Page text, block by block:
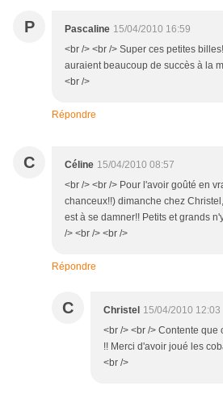
P Pascaline 15/04/2010 16:59
<br /> <br /> Super ces petites
auraient beaucoup de succès à la
<br />
Répondre
C Céline 15/04/2010 08:57
<br /> <br /> Pour l'avoir goûté en
chanceux!!) dimanche chez
est à se damner!! Petits et grands
/> <br /> <br />
Répondre
C Christel 15/04/2010 12:03
<br /> <br /> Contente que
!! Merci d'avoir joué les
<br />